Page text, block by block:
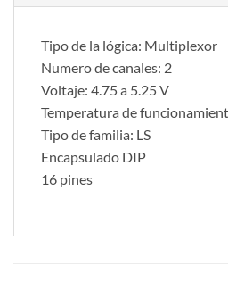
Tipo de la lógica: Multiplexor
Numero de canales: 2
Voltaje: 4.75 a 5.25 V
Temperatura de
Tipo de familia: LS
Encapsulado DIP
16 pines